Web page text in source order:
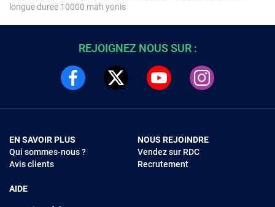
longue duree 10000 mah yonis
REJOIGNEZ NOUS SUR :
EN SAVOIR PLUS
Qui sommes-nous ?
Avis clients
AIDE
NOUS REJOINDRE
Vendez sur RDC
Recrutement